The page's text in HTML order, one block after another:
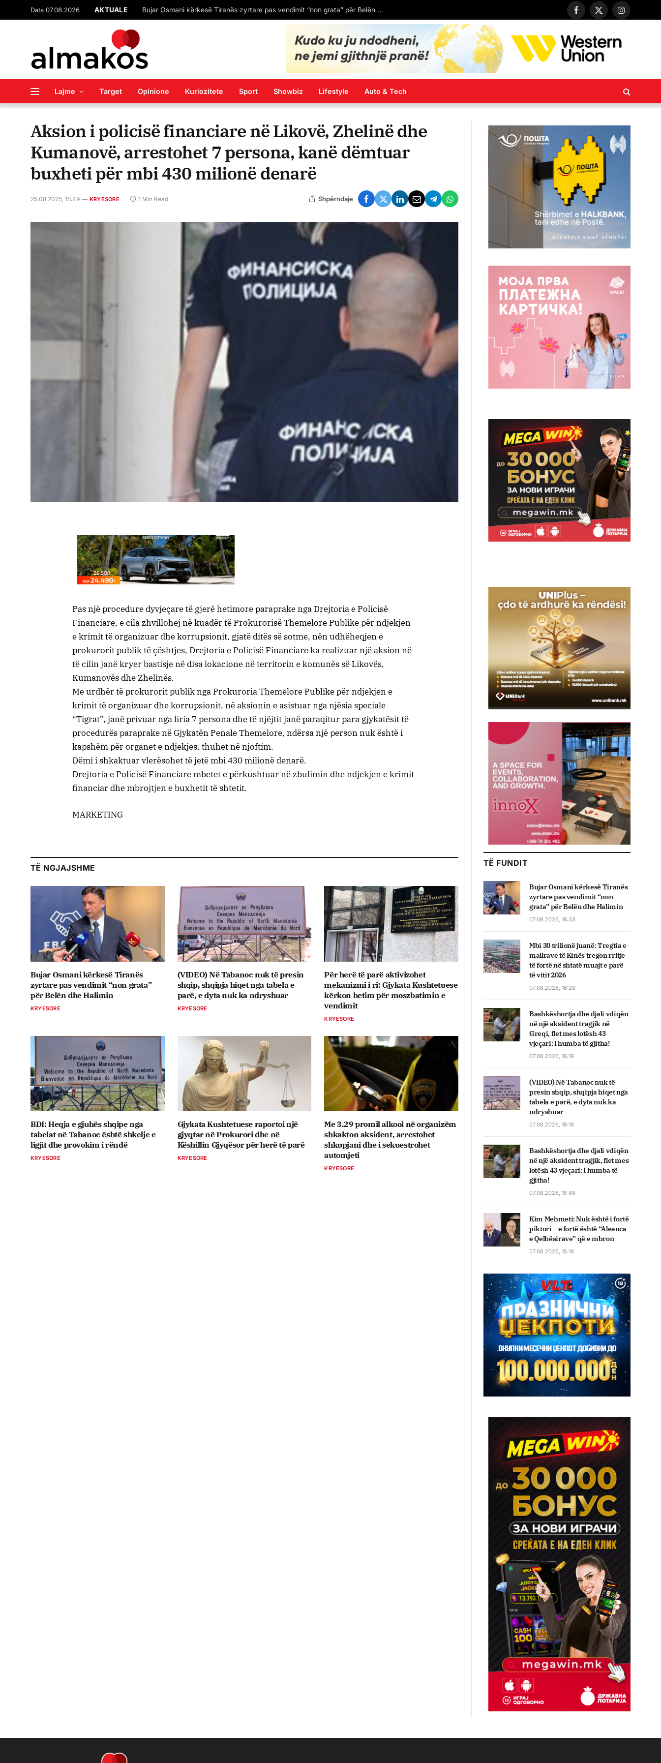
Data 07.08.2026 AKTUALE Mbi 30 trilionë juanë: Tregtia e mallrave të Kinës tregon rritje të fortë në shtatë muajt e parë të vitit 2026
Facebook
X
Instagram
Lajme Target Opinione Kuriozitete Sport Showbiz Lifestyle Auto & Tech
Aksion i policisë financiare në Likovë, Zhelinë dhe
Kumanovë, arrestohet 7 persona, kanë dëmtuar
buxheti për mbi 430 milionë denarë
25.08.2025, 15:49 KRYESORE 1 Min Read Shpërndaje
Pas një procedure dyvjeçare të gjerë hetimore paraprake nga Drejtoria e Policisë
Financiare, e cila zhvillohej në kuadër të Prokurorisë Themelore Publike për ndjekjen
e krimit të organizuar dhe korrupsionit, gjatë ditës së sotme, nën udhëheqjen e
prokurorit publik të çështjes, Drejtoria e Policisë Financiare ka realizuar një aksion në
të cilin janë kryer bastisje në disa lokacione në territorin e komunës së Likovës,
Kumanovës dhe Zhelinës.
Me urdhër të prokurorit publik nga Prokuroria Themelore Publike për ndjekjen e
krimit të organizuar dhe korrupsionit, në aksionin e asistuar nga njësia speciale
“Tigrat”, janë privuar nga liria 7 persona dhe të njëjtit janë paraqitur para gjykatësit të
procedurës paraprake në Gjykatën Penale Themelore, ndërsa një person nuk është i
kapshëm për organet e ndjekjes, thuhet në njoftim.
Dëmi i shkaktuar vlerësohet të jetë mbi 430 milionë denarë.
Drejtoria e Policisë Financiare mbetet e përkushtuar në zbulimin dhe ndjekjen e krimit
financiar dhe mbrojtjen e buxhetit të shtetit.
MARKETING
TË NGJAJSHME
Bujar Osmani kërkesë Tiranës
zyrtare pas vendimit “non grata”
për Belën dhe Halimin
KRYESORE
(VIDEO) Në Tabanoc nuk të presin
shqip, shqipja hiqet nga tabela e
parë, e dyta nuk ka ndryshuar
KRYESORE
Për herë të parë aktivizohet
mekanizmi i ri: Gjykata Kushtetuese
kërkon hetim për moszbatimin e
vendimit
KRYESORE
BDI: Heqja e gjuhës shqipe nga
tabelat në Tabanoc është shkelje e
ligjit dhe provokim i rëndë
KRYESORE
Gjykata Kushtetuese raportoi një
gjyqtar në Prokurori dhe në
Këshillin Gjyqësor për herë të parë
KRYESORE
Me 3.29 promil alkool në organizëm
shkakton aksident, arrestohet
shkupjani dhe i sekuestrohet
automjeti
KRYESORE
TË FUNDIT
Bujar Osmani kërkesë Tiranës
zyrtare pas vendimit “non
grata” për Belën dhe Halimin
07.08.2026, 16:33
Mbi 30 trilionë juanë: Tregtia e
mallrave të Kinës tregon rritje
të fortë në shtatë muajt e parë
të vitit 2026
07.08.2026, 16:28
Bashkëshortja dhe djali vdiqën
në një aksident tragjik në
Greqi, flet mes lotësh 43
vjeçari: I humba të gjitha!
07.08.2026, 16:19
(VIDEO) Në Tabanoc nuk të
presin shqip, shqipja hiqet nga
tabela e parë, e dyta nuk ka
ndryshuar
07.08.2026, 16:19
Bashkëshortja dhe djali vdiqën
në një aksident tragjik, flet mes
lotësh 43 vjeçari: I humba të
gjitha!
07.08.2026, 15:49
Kim Mehmeti: Nuk është i fortë
piktori – e fortë është “Aleanca
e Qelbësirave” që e mbron
07.08.2026, 15:19